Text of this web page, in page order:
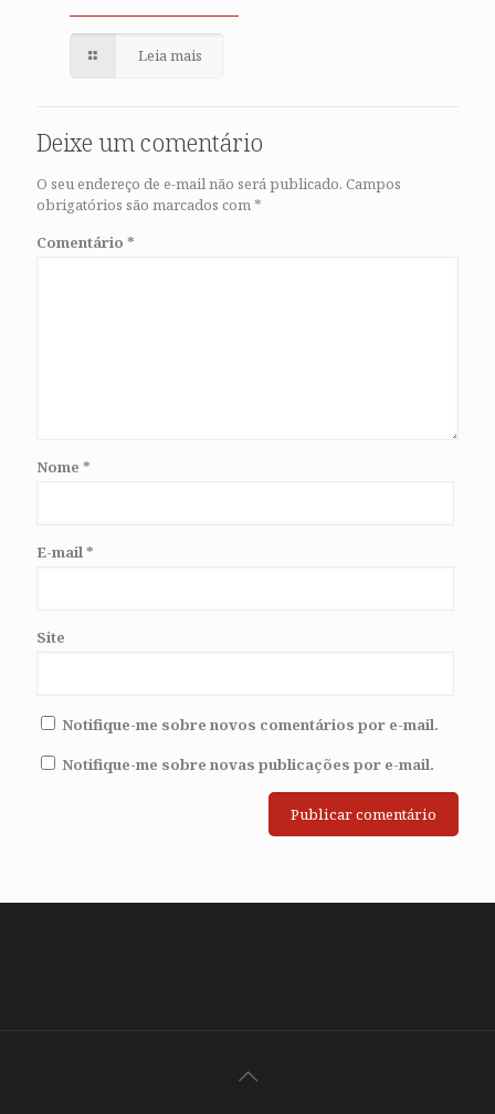
Leia mais
Deixe um comentário
O seu endereço de e-mail não será publicado. Campos
obrigatórios são marcados com*
Comentário *
Nome *
E-mail*
Site
Notifique-me sobre novos comentários por e-mail.
Notifique-me sobre novas publicações por e-mail.